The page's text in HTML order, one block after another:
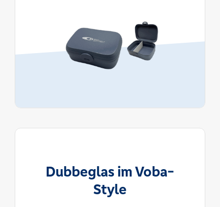
Dubbeglas im Voba-
Style